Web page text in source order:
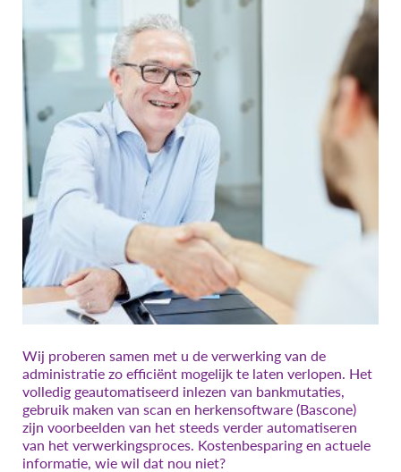
Wij proberen samen met u de verwerking van de
administratie zo efficiënt mogelijk te laten verlopen. Het
volledig geautomatiseerd inlezen van bankmutaties,
gebruik maken van scan en herkensoftware (Bascone)
zijn voorbeelden van het steeds verder automatiseren
van het verwerkingsproces. Kostenbesparing en actuele
informatie, wie wil dat nou niet?